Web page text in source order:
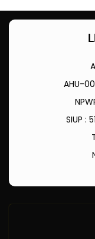
AHU-
SIUP :